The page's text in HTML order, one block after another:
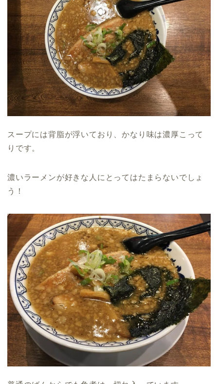
スープには背脂が浮いており、かなり味は濃厚こって
りです。
濃いラーメンが好きな人にとってはたまらないでしょ
う！